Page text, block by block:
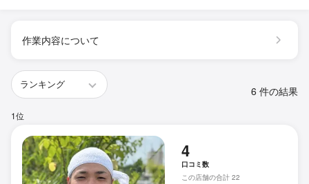
作業内容について
6 件の結果
1位
4
口コミ数
この店舗の合計 22